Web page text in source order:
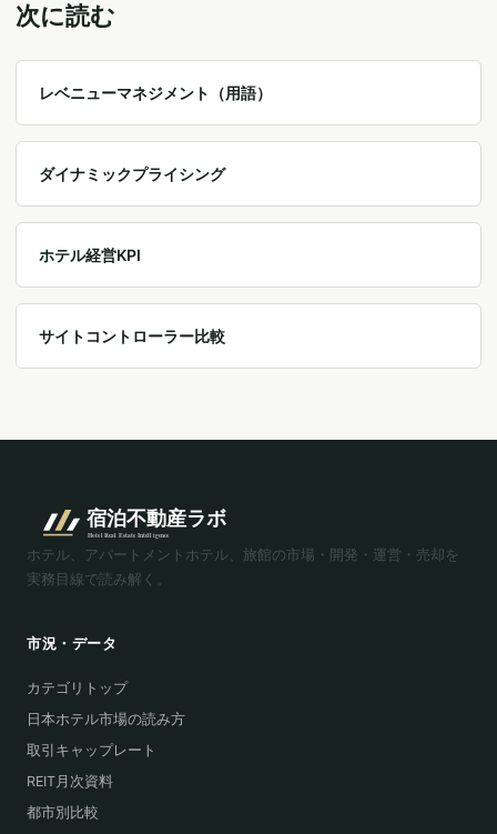
次に読む
レベニューマネジメント（用語）
ダイナミックプライシング
ホテル経営KPI
サイトコントローラー比較
ホテル、アパートメントホテル、旅館の市場・開発・運営・売却を
実務目線で読み解く。
市況・データ
カテゴリトップ
日本ホテル市場の読み方
取引キャップレート
REIT月次資料
都市別比較